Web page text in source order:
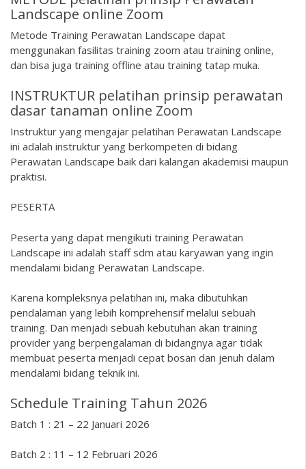
Landscape online Zoom
Metode Training Perawatan Landscape dapat
menggunakan fasilitas training zoom atau training online,
dan bisa juga training offline atau training tatap muka.
INSTRUKTUR pelatihan prinsip perawatan
dasar tanaman online Zoom
Instruktur yang mengajar pelatihan Perawatan Landscape
ini adalah instruktur yang berkompeten di bidang
Perawatan Landscape baik dari kalangan akademisi maupun
praktisi.
PESERTA
Peserta yang dapat mengikuti training Perawatan
Landscape ini adalah staff sdm atau karyawan yang ingin
mendalami bidang Perawatan Landscape.
Karena kompleksnya pelatihan ini, maka dibutuhkan
pendalaman yang lebih komprehensif melalui sebuah
training. Dan menjadi sebuah kebutuhan akan training
provider yang berpengalaman di bidangnya agar tidak
membuat peserta menjadi cepat bosan dan jenuh dalam
mendalami bidang teknik ini.
Schedule Training Tahun 2026
Batch 1 : 21 – 22 Januari 2026
Batch 2 : 11 – 12 Februari 2026